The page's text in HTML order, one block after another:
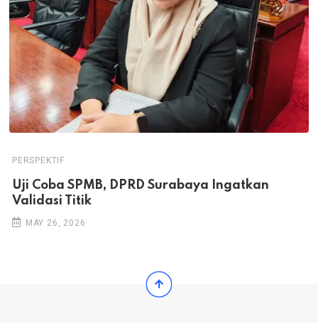
PERSPEKTIF
Uji Coba SPMB, DPRD Surabaya Ingatkan
Validasi Titik
MAY 26, 2026